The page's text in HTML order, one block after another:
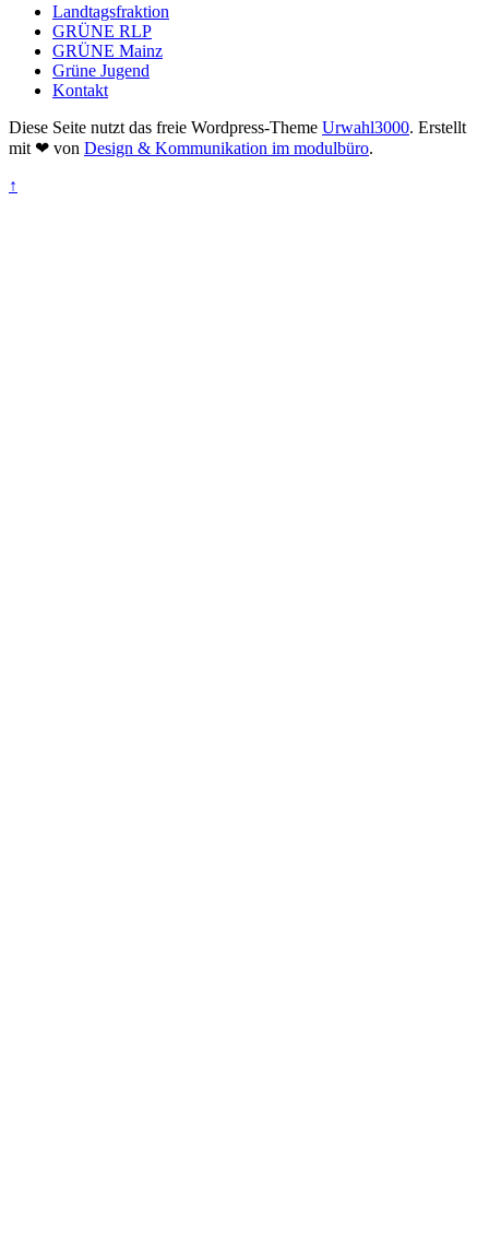
Landtagsfraktion
GRÜNE RLP
GRÜNE Mainz
Grüne Jugend
Kontakt
Diese Seite nutzt das freie Wordpress-Theme Urwahl3000. Erstellt
mit ❤ von Design & Kommunikation im modulbüro.
↑